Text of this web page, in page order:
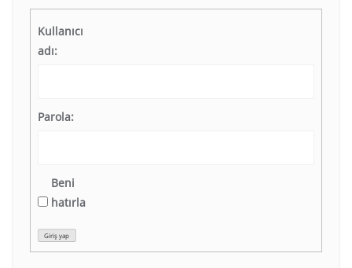
Kullanıcı
adı:
Parola:
Beni
hatırla
Giriş yap